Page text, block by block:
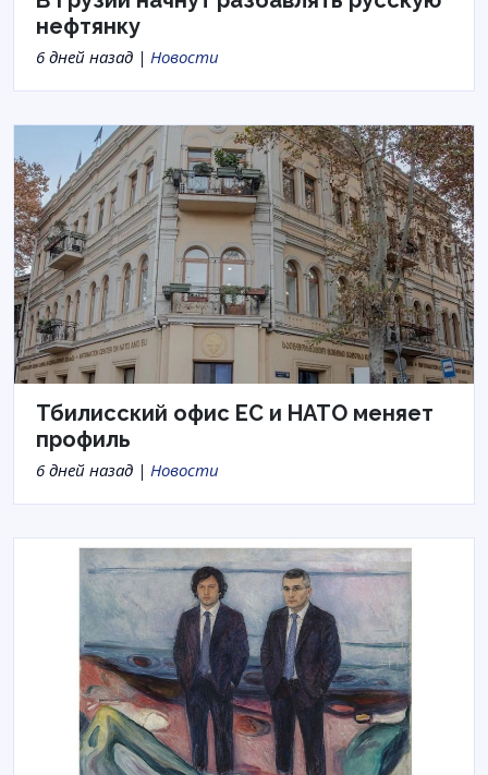
нефтянку
6 дней назад | Новости
Тбилисский офис ЕС и НАТО меняет
профиль
6 дней назад | Новости